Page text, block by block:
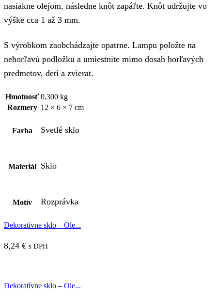
nasiakne olejom, následne knôt zapáľte. Knôt udržujte vo
výške cca 1 až 3 mm.
S výrobkom zaobchádzajte opatrne. Lampu položte na
nehorľavú podložku a umiestnite mimo dosah horľavých
predmetov, detí a zvierat.
Hmotnosť 0,300 kg
Rozmery 12 × 6 × 7 cm
Farba Svetlé sklo
Materiál Sklo
Motív Rozprávka
Dekoratívne sklo – Ole...
8,24 € s DPH
Dekoratívne sklo – Ole...